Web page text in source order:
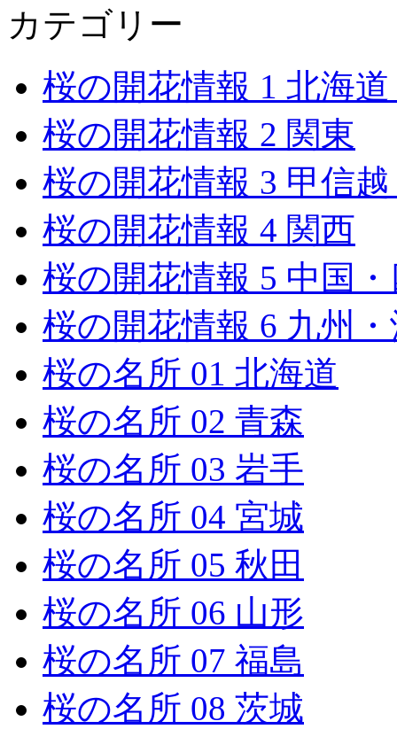
カテゴリー
桜の開花情報 1 北海
桜の開花情報 2 関東
桜の開花情報 3 甲信
桜の開花情報 4 関西
桜の開花情報 5 中国
桜の開花情報 6 九州
桜の名所 01 北海道
桜の名所 02 青森
桜の名所 03 岩手
桜の名所 04 宮城
桜の名所 05 秋田
桜の名所 06 山形
桜の名所 07 福島
桜の名所 08 茨城